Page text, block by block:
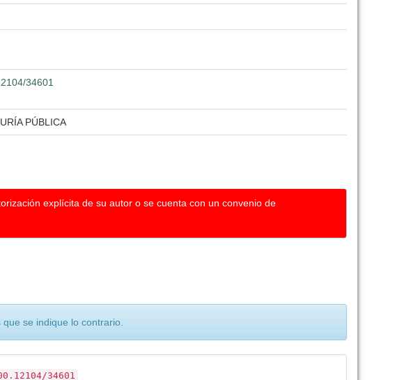
34601
PÚBLICA
explícita de su autor o se cuenta con un convenio de
se indique lo contrario.
34601